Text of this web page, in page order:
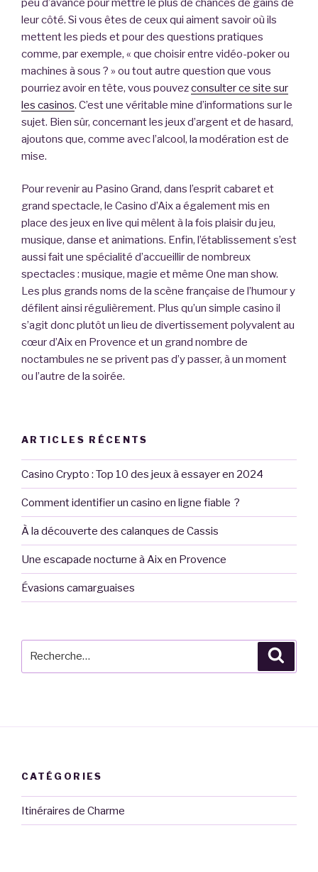
peu d’avance pour mettre le plus de chances de gains de
leur côté. Si vous êtes de ceux qui aiment savoir où ils
mettent les pieds et pour des questions pratiques
comme, par exemple, « que choisir entre vidéo-poker ou
machines à sous ? » ou tout autre question que vous
pourriez avoir en tête, vous pouvezconsulter ce site sur
les casinos. C’est une véritable mine d’informations sur le
sujet. Bien sûr, concernant les jeux d’argent et de hasard,
ajoutons que, comme avec l’alcool, la modération est de
mise.
Pour revenir au Pasino Grand, dans l’esprit cabaret et
grand spectacle, le Casino d’Aix a également mis en
place des jeux en live qui mêlent à la fois plaisir du jeu,
musique, danse et animations. Enfin, l’établissement s’est
aussi fait une spécialité d’accueillir de nombreux
spectacles : musique, magie et même One man show.
Les plus grands noms de la scène française de l’humour y
défilent ainsi régulièrement. Plus qu’un simple casino il
s’agit donc plutôt un lieu de divertissement polyvalent au
cœur d’Aix en Provence et un grand nombre de
noctambules ne se privent pas d’y passer, à un moment
ou l’autre de la soirée.
ARTICLES RÉCENTS
Casino Crypto : Top 10 des jeux à essayer en 2024
Comment identifier un casino en ligne fiable ?
À la découverte des calanques de Cassis
Une escapade nocturne à Aix en Provence
Évasions camarguaises
CATÉGORIES
Itinéraires de Charme